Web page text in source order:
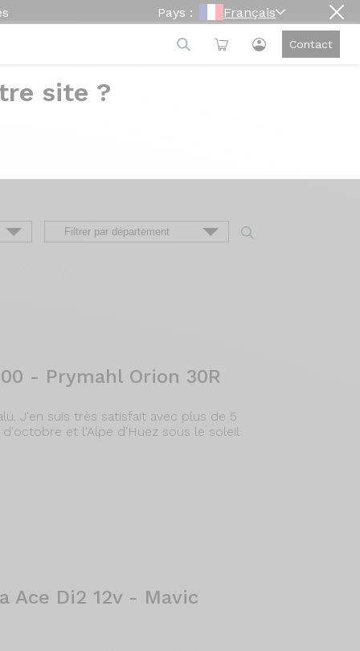
Pays : Français
Contact
site ?
du vélo à sa livraison, en passant
- Prymahl Orion 30R
J'en suis très satisfait avec plus de 5
et l'Alpe d'Huez sous le soleil
Ace Di2 12v - Mavic